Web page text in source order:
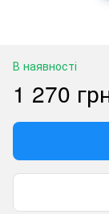
В наявності
1 270